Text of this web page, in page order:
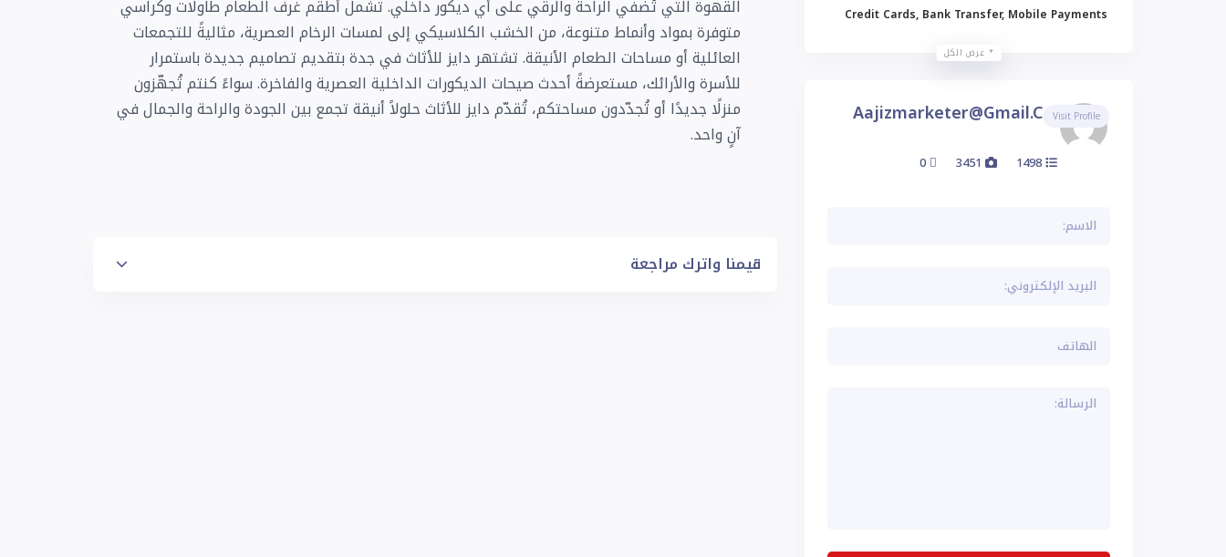
القهوة التي تُضفي الراحة والرقي على أي ديكور داخلي. تشمل أطقم غرف الطعام طاولات وكراسي
متوفرة بمواد وأنماط متنوعة، من الخشب الكلاسيكي إلى لمسات الرخام العصرية، مثاليةً للتجمعات
العائلية أو مساحات الطعام الأنيقة. تشتهر دايز للأثاث في جدة بتقديم تصاميم جديدة باستمرار
للأسرة والأرائك، مستعرضةً أحدث صيحات الديكورات الداخلية العصرية والفاخرة. سواءً كنتم تُجهّزون
منزلًا جديدًا أو تُجدّدون مساحتكم، تُقدّم دايز للأثاث حلولاً أنيقة تجمع بين الجودة والراحة والجمال في
آنٍ واحد.
قيمنا واترك مراجعة
Credit Cards, Bank Transfer, Mobile Payments
عرض الكل
Aajizmarketer@gmail.comVisit Profile